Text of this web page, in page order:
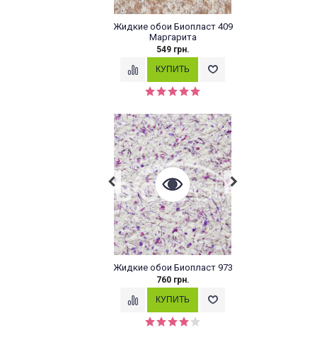
Жидкие обои Биопласт 409
Маргарита
549 грн.
Жидкие обои Биопласт 973
760 грн.